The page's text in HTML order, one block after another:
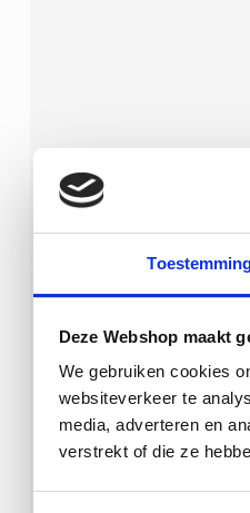
Deze Webshop maakt
We gebruiken cookies
websiteverkeer te
media, adverteren en
verstrekt of die ze